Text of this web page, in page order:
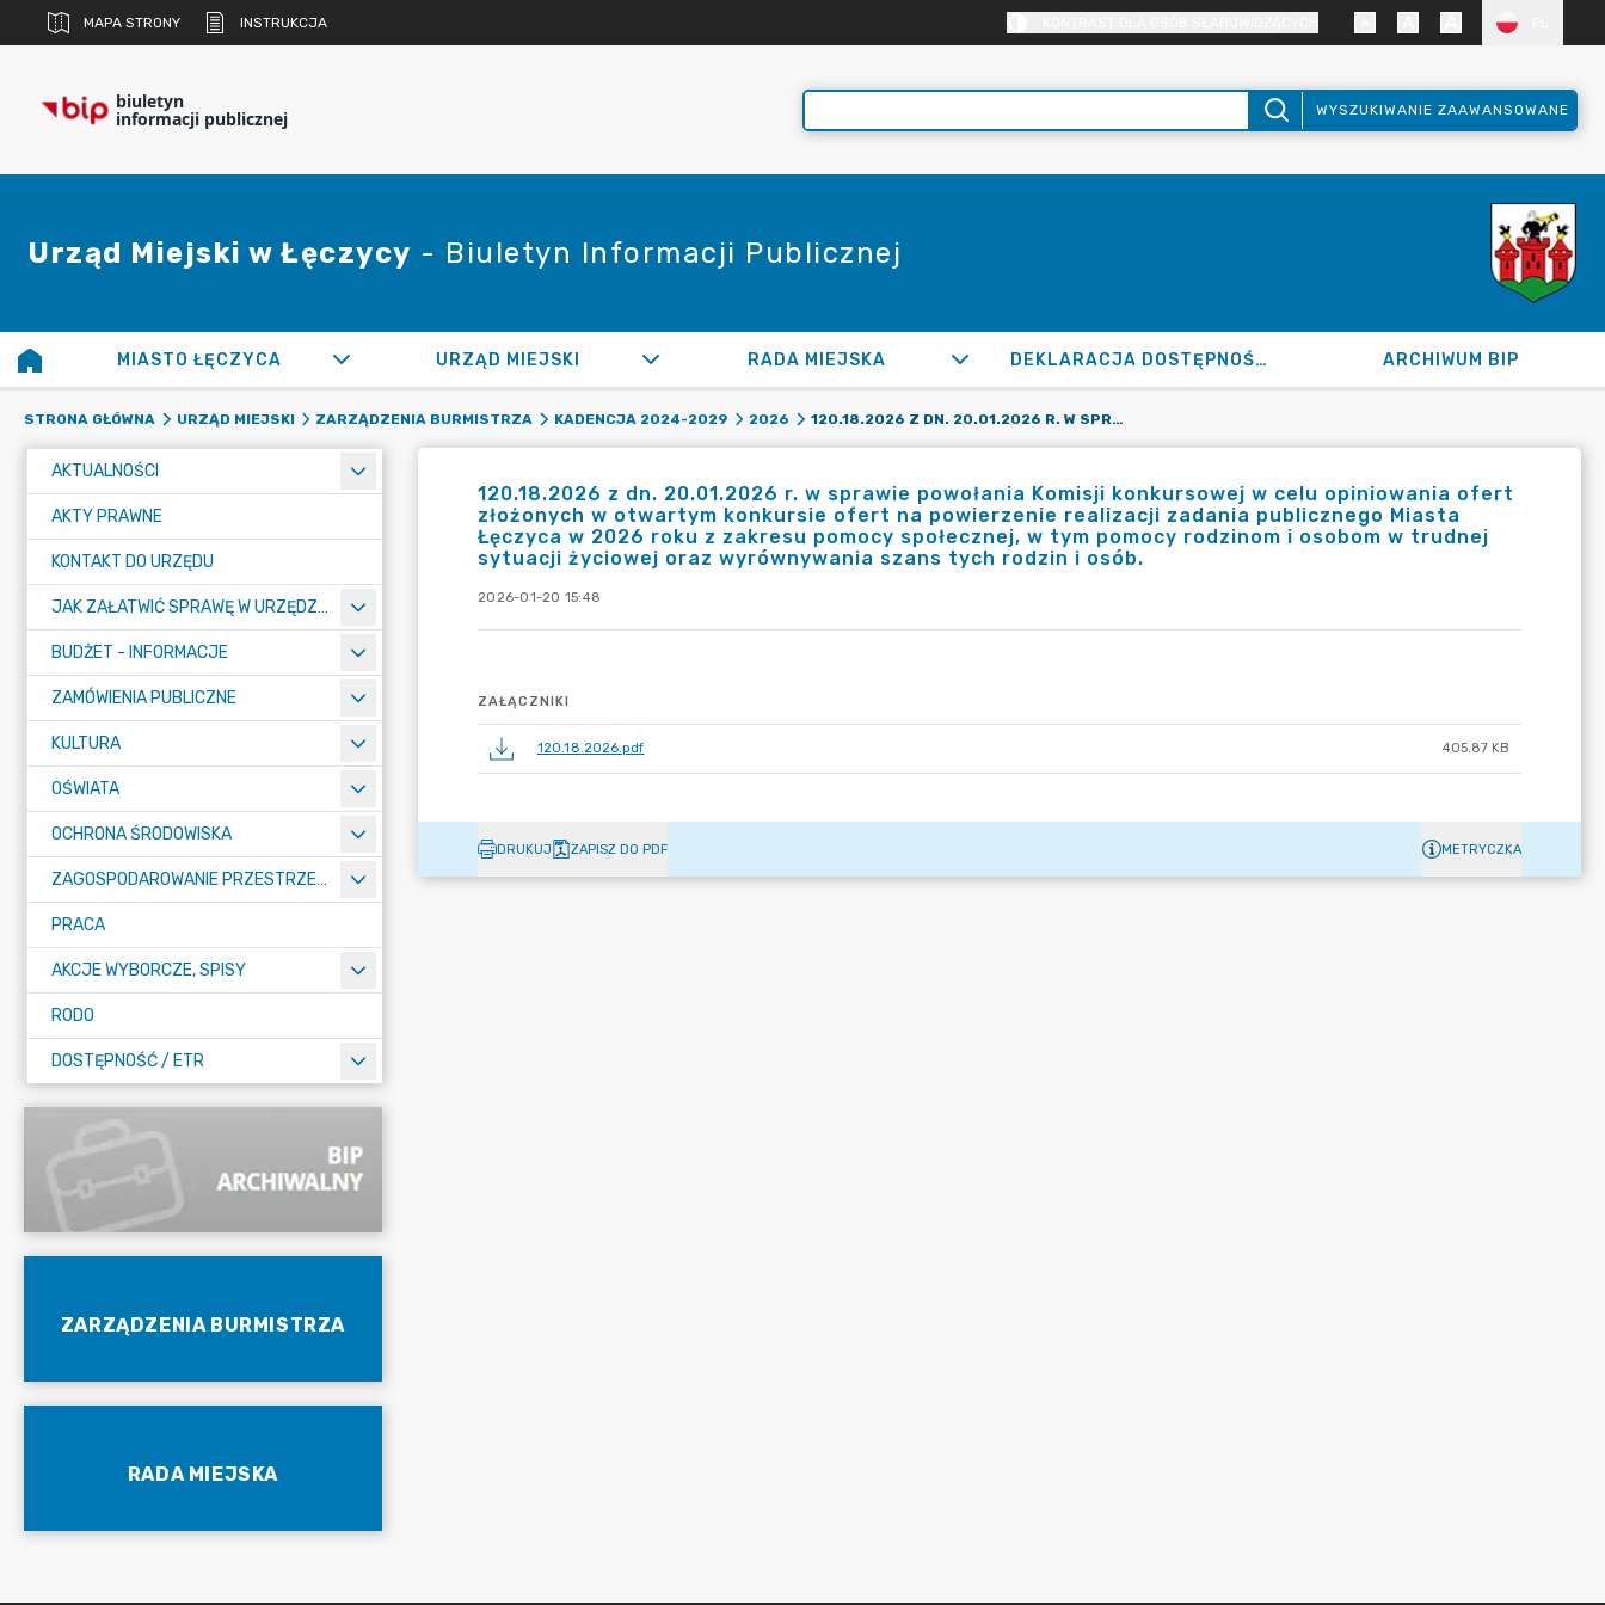
MAPA STRONY INSTRUKCJA
biuletyn
informacji publicznej WYSZUKIWANIE ZAAWANSOWANE
Urząd Miejski w Łęczycy - Biuletyn Informacji Publicznej
MIASTO ŁĘCZYCA URZĄD MIEJSKI RADA MIEJSKA DEKLARACJA DOSTĘPNOŚCI ARCHIWUM BIP
STRONA GŁÓWNA URZĄD MIEJSKI ZARZĄDZENIA BURMISTRZA KADENCJA 2024-2029 2026 120.18.2026 Z DN. 20.01.2026 R. W SPRAWIE POWOŁANIA KOMISJI KONKURSOWEJ W CELU OPINIOWANIA OFERT ZŁOŻONYCH W OTWARTYM KONKURSIE OFERT NA POWIERZENIE REALIZACJI ZADANIA PUBLICZNEGO MIASTA ŁĘCZYCA W 2026 ROKU Z ZAKRESU POMOCY SPOŁECZNEJ, W TYM POMOCY RODZINOM I OSOBOM W TRUDNEJ SYTUACJI ŻYCIOWEJ ORAZ WYRÓWNYWANIA SZANS TYCH RODZIN I OSÓB.
AKTUALNOŚCI
AKTY PRAWNE
KONTAKT DO URZĘDU
JAK ZAŁATWIĆ SPRAWĘ W URZĘDZIE
BUDŻET - INFORMACJE
ZAMÓWIENIA PUBLICZNE
KULTURA
OŚWIATA
OCHRONA ŚRODOWISKA
ZAGOSPODAROWANIE PRZESTRZENNE
PRACA
AKCJE WYBORCZE, SPISY
RODO
DOSTĘPNOŚĆ / ETR
ZARZĄDZENIA BURMISTRZA
RADA MIEJSKA
120.18.2026 z dn. 20.01.2026 r. w sprawie powołania Komisji konkursowej w celu opiniowania ofert
złożonych w otwartym konkursie ofert na powierzenie realizacji zadania publicznego Miasta
Łęczyca w 2026 roku z zakresu pomocy społecznej, w tym pomocy rodzinom i osobom w trudnej
sytuacji życiowej oraz wyrównywania szans tych rodzin i osób.
2026-01-20 15:48
ZAŁĄCZNIKI
120.18.2026.pdf 405.87 KB
DRUKUJ ZAPISZ DO PDF METRYCZKA